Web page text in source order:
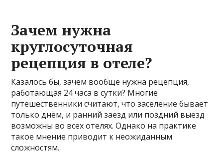
Зачем нужна
круглосуточная
рецепция в отеле?
Казалось бы, зачем вообще нужна рецепция,
работающая 24 часа в сутки? Многие
путешественники считают, что заселение бывает
только днём, и ранний заезд или поздний выезд
возможны во всех отелях. Однако на практике
такое мнение приводит к неожиданным
сложностям.